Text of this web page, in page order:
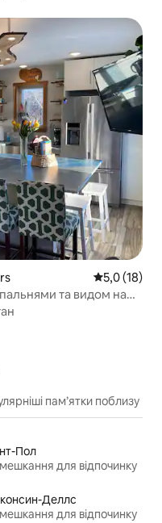
Середня
5,0 (18)
та видом на
пам’ятки поблизу
Пол
для відпочинку
Деллс
для відпочинку